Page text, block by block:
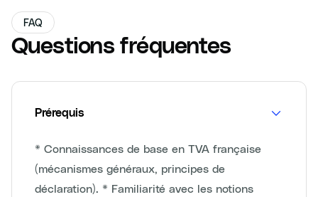
FAQ
Questions fréquentes
Prérequis
* Connaissances de base en TVA française
(mécanismes généraux, principes de
déclaration). * Familiarité avec les notions